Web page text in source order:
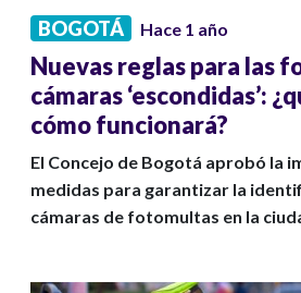
BOGOTÁ Hace 1 año
Nuevas reglas para las
cámaras ‘escondidas’:
cómo funcionará?
El Concejo de Bogotá aprobó la
medidas para garantizar la
cámaras de fotomultas en la